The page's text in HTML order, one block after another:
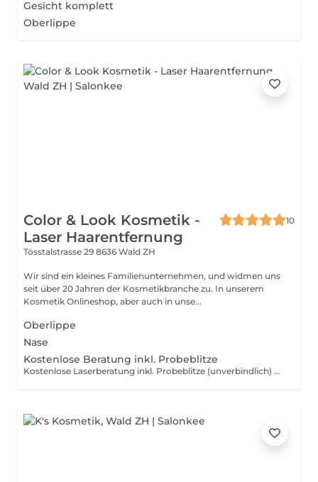
Gesicht komplett
Oberlippe
Color & Look Kosmetik -
Laser Haarentfernung
10
Tösstalstrasse 29 8636 Wald ZH
Wir sind ein kleines Familienunternehmen, und widmen uns
seit über 20 Jahren der Kosmetikbranche zu. In unserem
Kosmetik Onlineshop, aber auch in unse...
Oberlippe
Nase
Kostenlose Beratung inkl. Probeblitze
Kostenlose Laserberatung inkl. Probeblitze (unverbindlich) Du bist dir noch unsicher, ob eine Diodenlaser Behandlung das Richtige für dich ist? Das ist völlig verständlich, rund um das Thema Laser hört man viele verschiedene Meinungen und Fragen tauchen oft auf. In diesem kostenlosen Beratungstermin nehme ich mir Zeit, um alles in Ruhe mit dir zu besprechen: Ich beantworte dir ehrlich alle Fragen, kläre mögliche Unsicherheiten und erkläre dir genau, wie die Behandlung abläuft. Auf Wunsch bekommst du ausserdem ein paar Probeblitze (Test-Flash) z.B. Oberlippe, Kinn oder Achseln, damit du ein Gefühl für die Methode bekommst, ganz ohne Druck und völlig unverbindlich. Informativ Vertrauensvoll Kostenlos Ohne Verpflichtung Buche dir gerne deinen Termin und lass uns gemeinsam schauen, ob es für dich passt.